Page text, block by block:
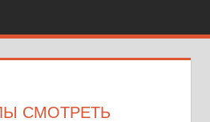
СМОТРЕТЬ